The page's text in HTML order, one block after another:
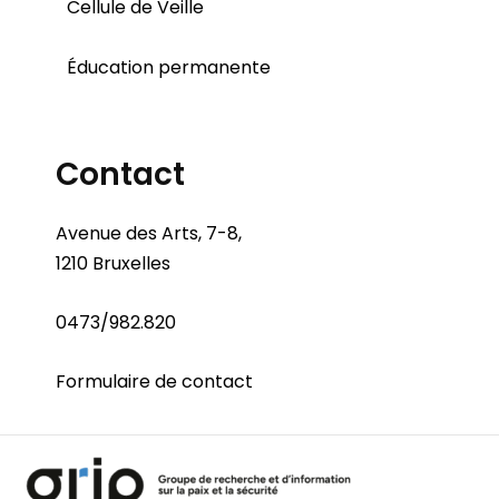
Cellule de Veille
Éducation permanente
Contact
Avenue des Arts, 7-8,
1210 Bruxelles
0473/982.820
Formulaire de contact